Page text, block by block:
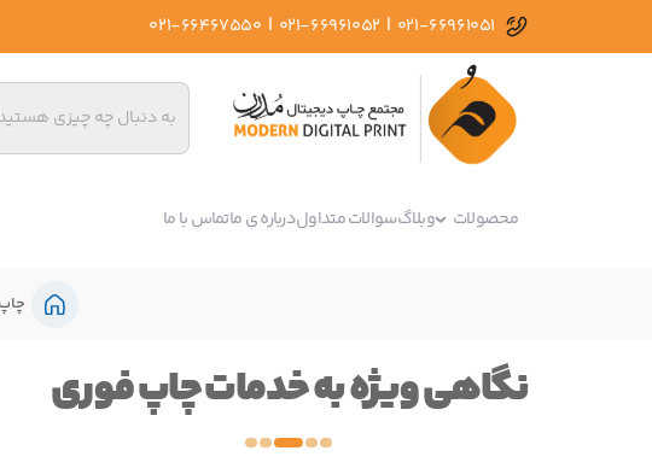
021-66961051
|
021-66961052
|
021-66467550
محصولات وبلاگسوالات متداولدرباره ی ماتماس با ما
نگاهی ویژه به خدمات چاپ فوری